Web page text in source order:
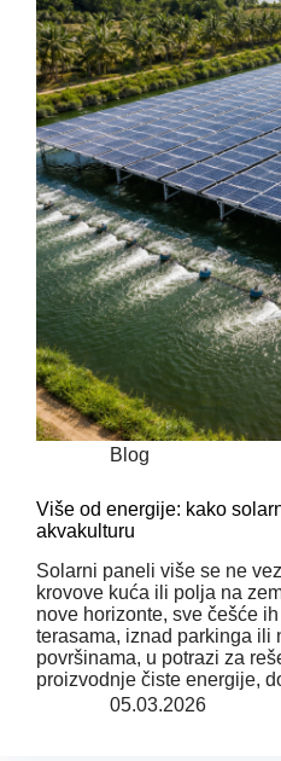
Blog
Više od energije: kako
akvakulturu
Solarni paneli više se ne
krovove kuća ili polja na
nove horizonte, sve češće
terasama, iznad parkinga ili
površinama, u potrazi za
proizvodnje čiste energije,
05.03.2026